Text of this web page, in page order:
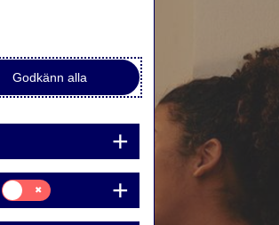
Logga in i nätbanken
Logga in som företagskund
Nordea Business
Godkänn alla
Samtycke
för:
Statistik